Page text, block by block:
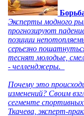
Эксперты модного
прогнозируют
позиции
серьезно
теснят молодые,
- челленджеры.
Почему это
изменений? Своим
сегменте
Ткачева, эксперт-